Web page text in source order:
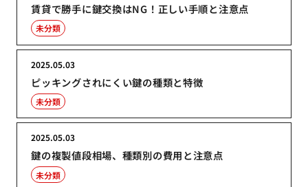
賃貸で勝手に鍵交換はNG！正しい手順と注意点
未分類
ピッキングされにくい鍵の種類と特徴
2025.05.03
未分類
鍵の複製値段相場、種類別の費用と注意点
2025.05.03
未分類